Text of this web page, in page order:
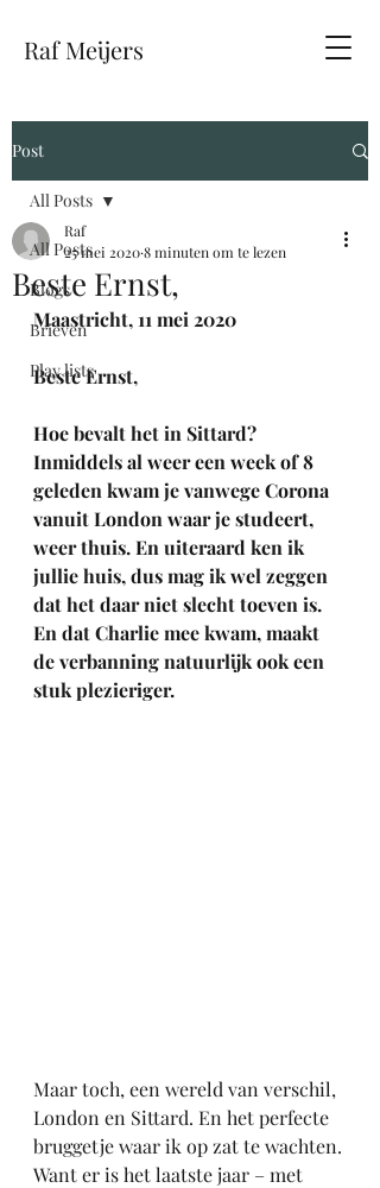
Raf Meijers
Post
All Posts
Blogs
Brieven
Play lists
All Posts
Beste Ernst,
Raf
25 mei 20208 minuten om te lezen
Maastricht, 11 mei 2020
Beste Ernst,
Hoe bevalt het in Sittard?
Inmiddels al weer een week of 8
geleden kwam je vanwege Corona
vanuit London waar je studeert,
weer thuis. En uiteraard ken ik
jullie huis, dus mag ik wel zeggen
dat het daar niet slecht toeven is.
En dat Charlie mee kwam, maakt
de verbanning natuurlijk ook een
stuk plezieriger.
Maar toch, een wereld van verschil,
London en Sittard. En het perfecte
bruggetje waar ik op zat te wachten.
Want er is het laatste jaar – met